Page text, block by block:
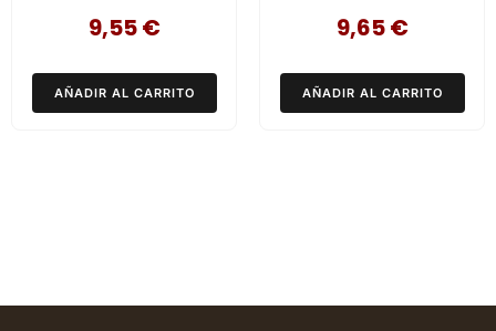
9,55€
AÑADIR AL CARRITO
9,65€
AÑADIR AL CARRITO